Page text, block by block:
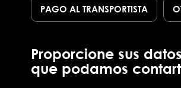
PAGO AL TRANSPORTISTA
Proporcione sus
que podamos